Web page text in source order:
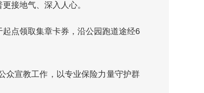
接地气、深入人心。
点领取集章卡券，沿公园跑道途经6
众宣教工作，以专业保险力量守护群